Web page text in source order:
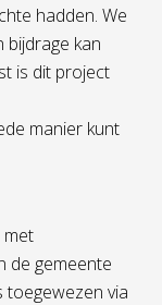
hadden. We
bijdrage kan
is dit project
manier kunt
met
de gemeente
toegewezen via